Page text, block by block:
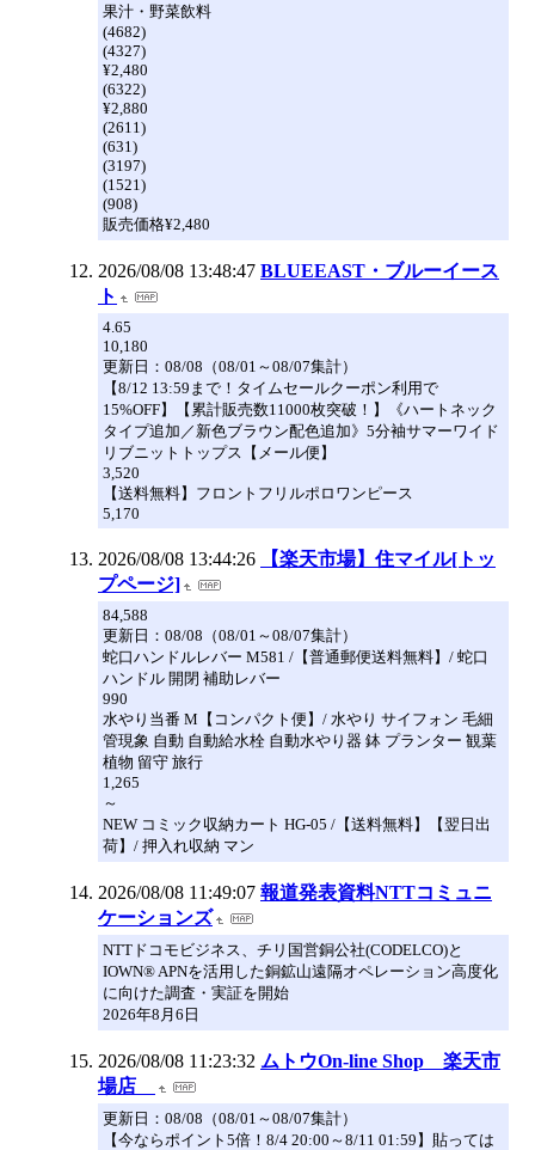
果汁・野菜飲料
(4682)
(4327)
¥2,480
(6322)
¥2,880
(2611)
(631)
(3197)
(1521)
(908)
販売価格¥2,480
2026/08/08 13:48:47 BLUEEAST・ブルーイース
ト
4.65
10,180
更新日：08/08（08/01～08/07集計）
【8/12 13:59まで！タイムセールクーポン利用で
15%OFF】【累計販売数11000枚突破！】《ハートネック
タイプ追加／新色ブラウン配色追加》5分袖サマーワイド
リブニットトップス【メール便】
3,520
【送料無料】フロントフリルポロワンピース
5,170
2026/08/08 13:44:26
【楽天市場】住マイル[トッ
プページ]
84,588
更新日：08/08（08/01～08/07集計）
蛇口ハンドルレバー M581 /【普通郵便送料無料】/ 蛇口
ハンドル 開閉 補助レバー
990
水やり当番 M【コンパクト便】/ 水やり サイフォン 毛細
管現象 自動 自動給水栓 自動水やり器 鉢 プランター 観葉
植物 留守 旅行
1,265
～
NEW コミック収納カート HG-05 /【送料無料】【翌日出
荷】/ 押入れ収納 マン
2026/08/08 11:49:07 報道発表資料NTTコミュニ
ケーションズ
NTTドコモビジネス、チリ国営銅公社(CODELCO)と
IOWN® APNを活用した銅鉱山遠隔オペレーション高度化
に向けた調査・実証を開始
2026年8月6日
2026/08/08 11:23:32 ムトウOn-line Shop 楽天市
場店
更新日：08/08（08/01～08/07集計）
【今ならポイント5倍！8/4 20:00～8/11 01:59】貼っては